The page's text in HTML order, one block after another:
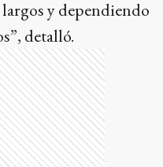
y dependiendo
detalló.